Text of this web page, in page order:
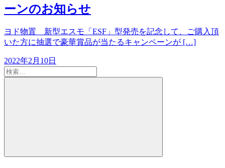
ーンのお知らせ
ヨド物置 新型エスモ「ESF」型発売を記念して、ご購入頂
いた方に抽選で豪華賞品が当たるキャンペーンが […]
2022年2月10日
検
索: